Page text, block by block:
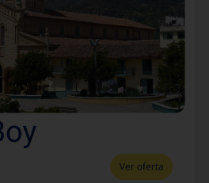
(opcional)
TIQUETES